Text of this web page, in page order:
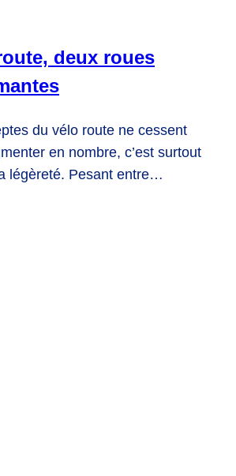
deux roues
du vélo route ne cessent
en nombre, c’est surtout
légèreté. Pesant entre…